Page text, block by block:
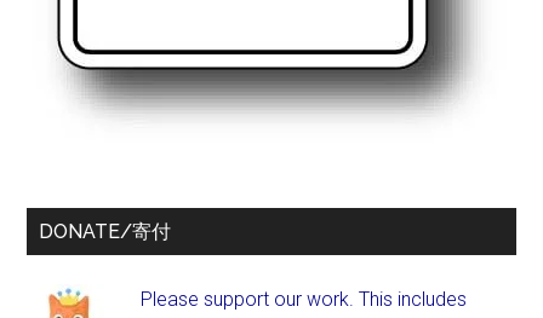
DONATE/寄付
Please support our work. This includes